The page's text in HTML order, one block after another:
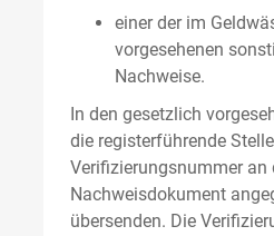
einer der im
vorgesehenen
Nachweise.
In den gesetzlich
die registerführende
Verifizierungsnummer an
Nachweisdokument
übersenden. Die